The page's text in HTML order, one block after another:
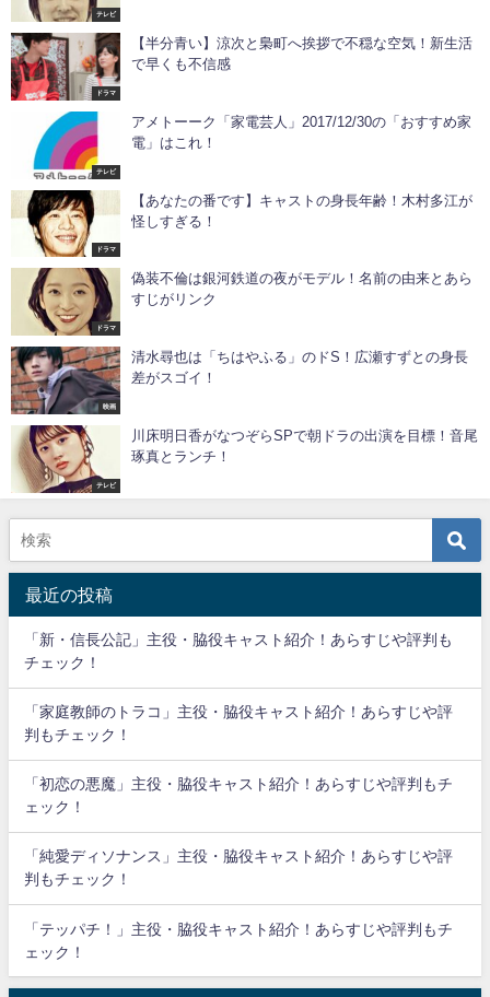
テレビ
ドラマ
【半分青い】涼次と梟町へ挨拶で不穏な空気！新生活
で早くも不信感
テレビ
アメトーーク「家電芸人」2017/12/30の「おすすめ家
電」はこれ！
ドラマ
【あなたの番です】キャストの身長年齢！木村多江が
怪しすぎる！
ドラマ
偽装不倫は銀河鉄道の夜がモデル！名前の由来とあら
すじがリンク
映画
清水尋也は「ちはやふる」のドS！広瀬すずとの身長
差がスゴイ！
テレビ
川床明日香がなつぞらSPで朝ドラの出演を目標！音尾
琢真とランチ！
最近の投稿
「新・信長公記」主役・脇役キャスト紹介！あらすじや評判も
チェック！
「家庭教師のトラコ」主役・脇役キャスト紹介！あらすじや評
判もチェック！
「初恋の悪魔」主役・脇役キャスト紹介！あらすじや評判もチ
ェック！
「純愛ディソナンス」主役・脇役キャスト紹介！あらすじや評
判もチェック！
「テッパチ！」主役・脇役キャスト紹介！あらすじや評判もチ
ェック！